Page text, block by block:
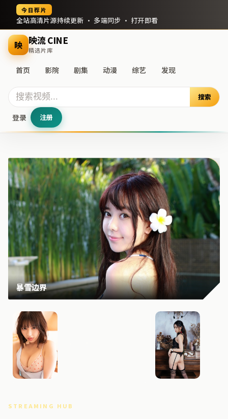
今日荐片
全站高清片源持续更新 · 多端同步 · 打开即看
映 映流 CINE
精选片库
首页 影院 剧集 动漫 综艺 发现
搜索
登录 注册
STREAMING HUB
暴雪边界